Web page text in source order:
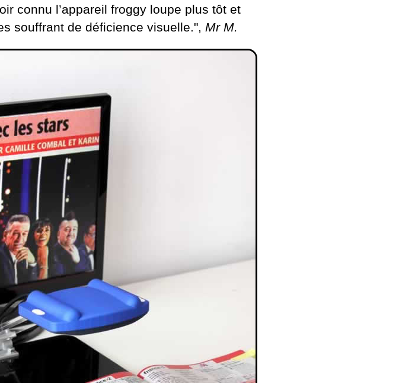
connu l’appareil froggy loupe plus tôt et
souffrant de déficience visuelle.", Mr M.